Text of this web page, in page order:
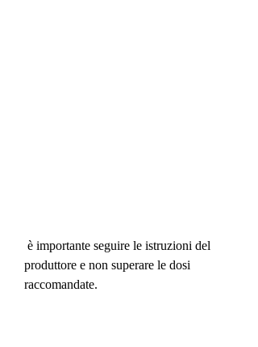
produttore e non superare le dosi
raccomandate.